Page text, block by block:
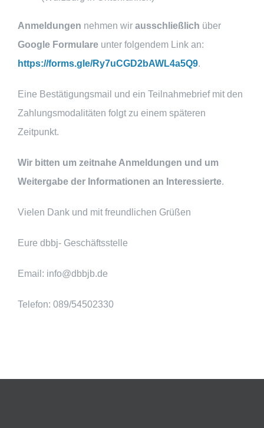
Anmeldungen nehmen wir ausschließlich über
Google Formulare unter folgendem Link an:
https://forms.gle/Ry7uCGD2bAWL4a5Q9.
Eine Bestätigungsmail und ein Teilnahmebrief mit den
Zahlungsmodalitäten folgt zu einem späteren
Zeitpunkt.
Wir bitten um zeitnahe Anmeldungen und um
Weitergabe der Informationen an Interessierte.
Vielen Dank und mit freundlichen Grüßen
Eure dbbj- Geschäftsstelle
Email: info@dbbjb.de
Telefon: 089/54502330